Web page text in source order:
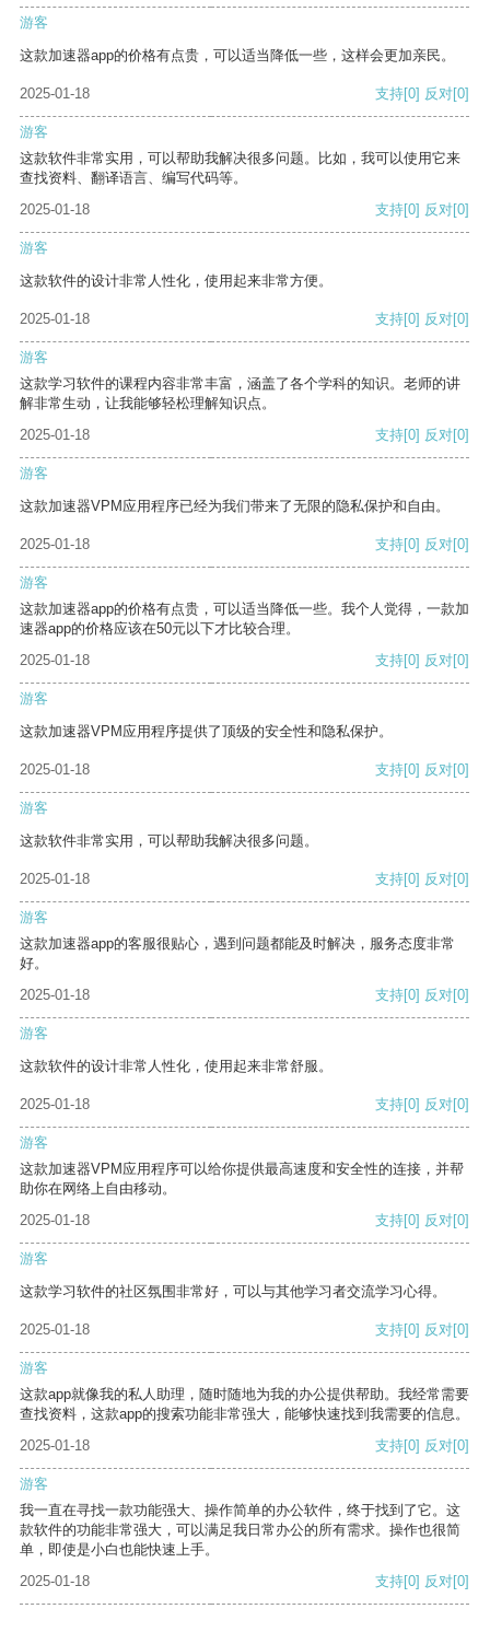
游客
这款加速器app的价格有点贵，可以适当降低一些，这样会更加亲民。
2025-01-18 支持[0] 反对[0]
游客
这款软件非常实用，可以帮助我解决很多问题。比如，我可以使用它来
查找资料、翻译语言、编写代码等。
2025-01-18
支持[0] 反对[0]
游客
这款软件的设计非常人性化，使用起来非常方便。
2025-01-18 支持[0] 反对[0]
游客
这款学习软件的课程内容非常丰富，涵盖了各个学科的知识。老师的讲
解非常生动，让我能够轻松理解知识点。
2025-01-18
支持[0] 反对[0]
游客
这款加速器VPM应用程序已经为我们带来了无限的隐私保护和自由。
2025-01-18 支持[0] 反对[0]
游客
这款加速器app的价格有点贵，可以适当降低一些。我个人觉得，一款加
速器app的价格应该在50元以下才比较合理。
2025-01-18
支持[0] 反对[0]
游客
这款加速器VPM应用程序提供了顶级的安全性和隐私保护。
2025-01-18 支持[0] 反对[0]
游客
这款软件非常实用，可以帮助我解决很多问题。
2025-01-18 支持[0] 反对[0]
游客
这款加速器app的客服很贴心，遇到问题都能及时解决，服务态度非常
好。
2025-01-18
支持[0] 反对[0]
游客
这款软件的设计非常人性化，使用起来非常舒服。
2025-01-18 支持[0] 反对[0]
游客
这款加速器VPM应用程序可以给你提供最高速度和安全性的连接，并帮
助你在网络上自由移动。
2025-01-18
支持[0] 反对[0]
游客
这款学习软件的社区氛围非常好，可以与其他学习者交流学习心得。
2025-01-18 支持[0] 反对[0]
游客
这款app就像我的私人助理，随时随地为我的办公提供帮助。我经常需要
查找资料，这款app的搜索功能非常强大，能够快速找到我需要的信息。
2025-01-18
支持[0] 反对[0]
游客
我一直在寻找一款功能强大、操作简单的办公软件，终于找到了它。这
款软件的功能非常强大，可以满足我日常办公的所有需求。操作也很简
单，即使是小白也能快速上手。
2025-01-18
支持[0] 反对[0]